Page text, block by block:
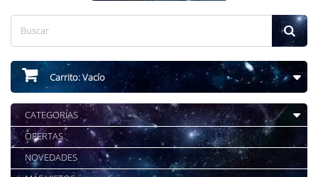
Carrito:Vacío
CATEGORÍAS
OFERTAS
NOVEDADES